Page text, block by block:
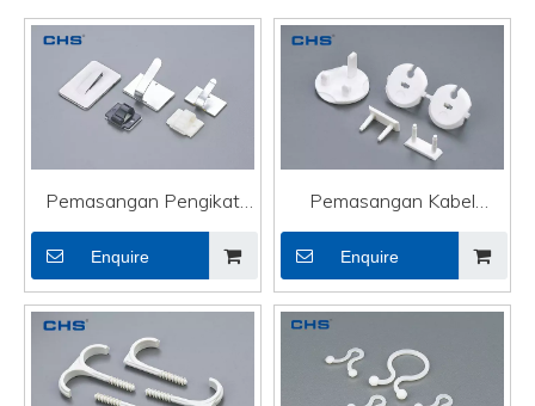
Pemasangan Pengikat
Kabel Berkualiti Tinggi
Tugas Berat Hiasan
Pencahayaan Pelekap
Pengikat Sendiri CBS-5
Enquire
Pemasangan Kabel
Pengikat OEM Tugas
Berat Hiasan Lampu
Penutup Keselamatan
SCB-3
Enquire